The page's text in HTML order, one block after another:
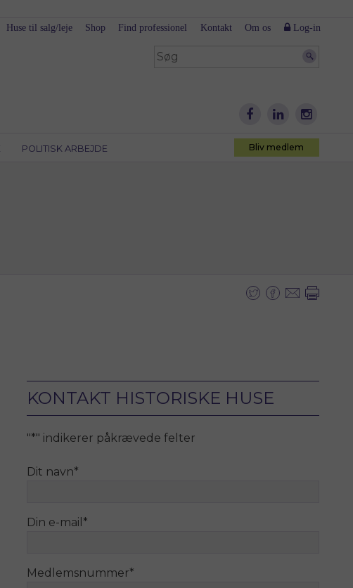
POLITISK ARBEJDE Bliv medlem
Huse til salg/leje Shop Find professionel Kontakt Om os Log-in
KONTAKT HISTORISKE HUSE
"*" indikerer påkrævede felter
Dit navn*
Din e-mail *
Medlemsnummer*